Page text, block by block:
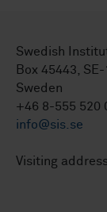
Swedish
Box 45443,
Sweden
+46 8-555 520
info@sis.se
Visiting